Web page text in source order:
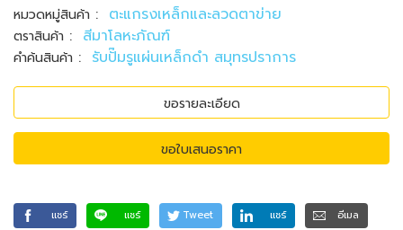
หมวดหมู่สินค้า : ตะแกรงเหล็กและลวดตาข่าย
ตราสินค้า : สีมาโลหะภัณฑ์
คำค้นสินค้า : รับปั๊มรูแผ่นเหล็กดำ สมุทรปราการ
ขอรายละเอียด
ขอใบเสนอราคา
แชร์ แชร์ Tweet แชร์
อีเมล